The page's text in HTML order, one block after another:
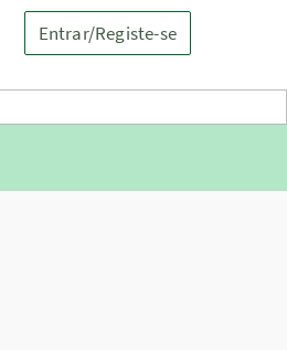
Entrar/Registe-se